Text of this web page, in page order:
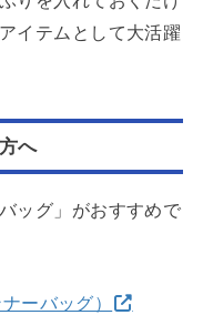
イテムとして大活躍
へ
ッグ」がおすすめで
ーバッグ）